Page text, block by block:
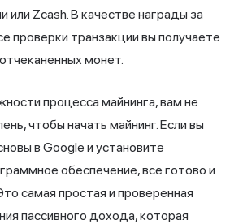
или Zcash. В качестве награды за
проверки транзакции вы получаете
монет.
процесса майнинга, вам не
чтобы начать майнинг. Если вы
в Google и установите
обеспечение, все готово и
самая простая и проверенная
пассивного дохода, которая